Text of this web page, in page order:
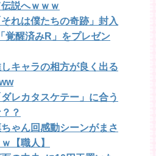
説へｗｗｗ
それは僕たちの奇跡」封入
覚醒済みR」をプレゼン
しキャラの相方が良く出る
レカタスケテー」に合う
？
ちゃん回感動シーンがまさ
【職人】